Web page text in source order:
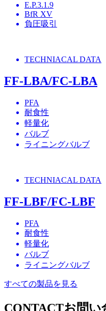
E.P.3.1.9
BfR XV
負圧吸引
TECHNIACAL DATA
FF-LBA/FC-LBA
PFA
耐食性
軽量化
バルブ
ライニングバルブ
TECHNIACAL DATA
FF-LBF/FC-LBF
PFA
耐食性
軽量化
バルブ
ライニングバルブ
すべての製品を見る
CONTACTお問い